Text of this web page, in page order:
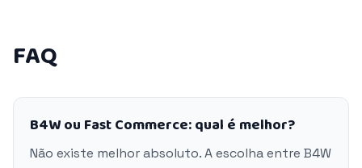
FAQ
B4W ou Fast Commerce: qual é melhor?
Não existe melhor absoluto. A escolha entre B4W